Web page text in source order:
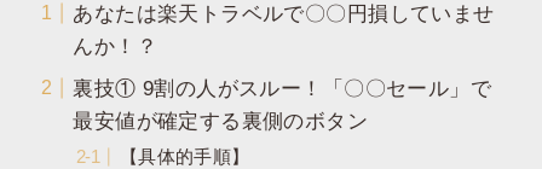
あなたは楽天トラベルで〇〇円損していませ
んか！？​
​裏技① 9割の人がスルー！「〇〇セール」で
最安値が確定する裏側のボタン
​【具体的手順】